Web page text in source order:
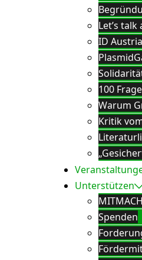
Let’s
ID
100
Warum
Kritik
Unterstützen
Spenden